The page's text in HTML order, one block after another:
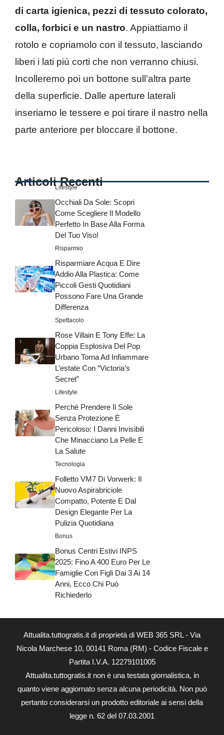
di carta igienica, pezzi di tessuto colorato,
colla, forbici e un nastro. Appiattiamo il
rotolo e copriamolo con il tessuto, lasciando
liberi i lati più corti che non verranno chiusi.
Incolleremo poi un bottone sull’altra parte
della superficie. Dalle aperture laterali
inseriamo le tessere e poi tirare il nastro nella
parte anteriore per bloccare il bottone.
Articoli Recenti
Lifestyle
Occhiali Da Sole: Scopri
Come Scegliere Il Modello
Perfetto In Base Alla Forma
Del Tuo Viso!
Risparmio
Risparmiare Acqua E Dire
Addio Alla Plastica: Come
Piccoli Gesti Quotidiani
Possono Fare Una Grande
Differenza
Spettacolo
Rose Villain E Tony Effe: La
Coppia Esplosiva Del Pop
Urbano Torna Ad Infiammare
L’estate Con “Victoria’s
Secret”
Lifestyle
Perché Prendere Il Sole
Senza Protezione È
Pericoloso: I Danni Invisibili
Che Minacciano La Pelle E
La Salute
Tecnologia
Folletto VM7 Di Vorwerk: Il
Nuovo Aspirabriciole
Compatto, Potente E Dal
Design Elegante Per La
Pulizia Quotidiana
Bonus
Bonus Centri Estivi INPS
2025: Fino A 400 Euro Per Le
Famiglie Con Figli Dai 3 Ai 14
Anni, Ecco Chi Può
Richiederlo
Attualita.tuttogratis.it di proprietà di WEB 365 SRL - Via
Nicola Marchese 10, 00141 Roma (RM) - Codice Fiscale e
Partita I.V.A. 12279101005
Attualita.tuttogratis.it non è una testata giornalistica, in
quanto viene aggiornato senza alcuna periodicità. Non può
pertanto considerarsi un prodotto editoriale ai sensi della
legge n. 62 del 07.03.2001